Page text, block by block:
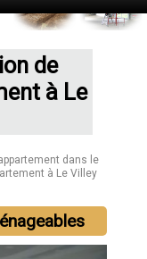
de
à Le
dans le
à Le Villey